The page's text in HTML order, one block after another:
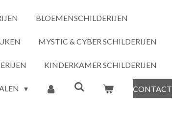
BLOEMENSCHILDERIJEN
MYSTIC & CYBER SCHILDERIJEN
KINDERKAMER SCHILDERIJEN
CONTACT